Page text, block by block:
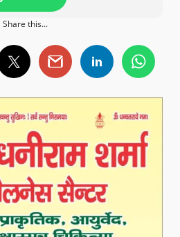
Share this...